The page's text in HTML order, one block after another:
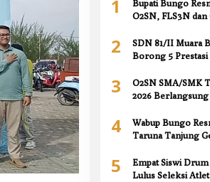
1
Bupati Bungo
O2SN, FLS3N
2
SDN 81/II Muara
Borong 5 Prestasi
3
O2SN SMA/SMK
2026 Berlangsung
4
Wabup Bungo
Taruna Tanjung
5
Empat Siswi
Lulus Seleksi